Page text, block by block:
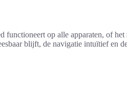
functioneert op alle apparaten, of
blijft, de navigatie intuïtief en